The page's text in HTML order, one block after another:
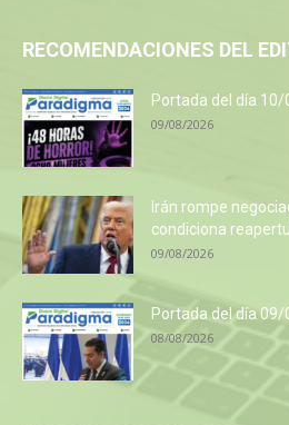
RECOMENDACIONES DEL
Portada del día
09/08/2026
Irán rompe
condiciona
09/08/2026
Portada del día
08/08/2026